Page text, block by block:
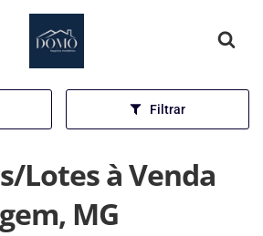
Página inicial
Filtrar
Lotes à Venda
MG